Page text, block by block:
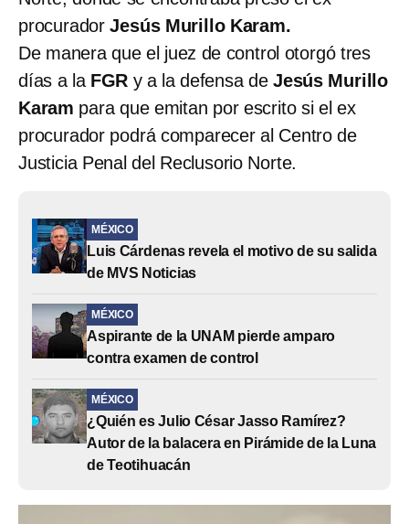
procuradorJesús Murillo Karam.
De manera que el juez de control otorgó tres
días a la FGR y a la defensa deJesús Murillo
Karam para que emitan por escrito si el ex
procurador podrá comparecer al Centro de
Justicia Penal del Reclusorio Norte.
MÉXICO
Luis Cárdenas revela el motivo de su salida
de MVS Noticias
MÉXICO
Aspirante de la UNAM pierde amparo
contra examen de control
MÉXICO
¿Quién es Julio César Jasso Ramírez?
Autor de la balacera en Pirámide de la Luna
de Teotihuacán